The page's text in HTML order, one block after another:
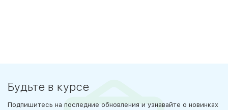
Будьте в курсе
Подпишитесь на последние обновления и узнавайте о новинках